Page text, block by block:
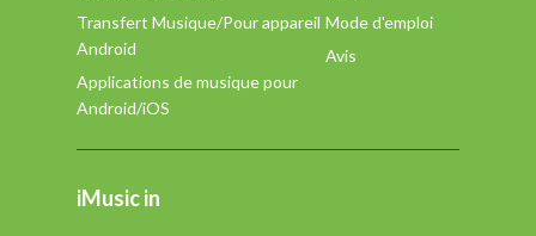
Transfert Musique/Pour appareil
Android
Applications de musique pour
Android/iOS
Mode d'emploi
Avis
iMusic in